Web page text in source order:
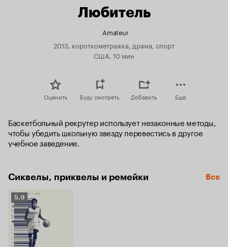
Любитель
Amateur
2013, короткометражка, драма, спорт
США, 10 мин
Оценить Буду смотреть Добавить Еще
Баскетбольный рекрутер использует незаконные методы,
чтобы убедить школьную звезду перевестись в другое
учебное заведение.
Сиквелы, приквелы и ремейки Все
Рейтинг
Кинопоиска
5.9
5.9